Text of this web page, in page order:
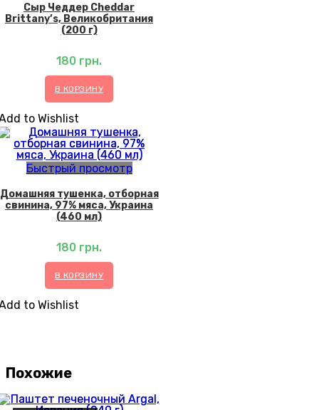
Сыр Чеддер Cheddar
Brittany’s, Великобритания
(200 г)
180 грн.
В КОРЗИНУ
to Wishlist
Быстрый просмотр
Домашняя тушенка, отборная
свинина, 97% мяса, Украина
(460 мл)
180 грн.
В КОРЗИНУ
to Wishlist
Похожие